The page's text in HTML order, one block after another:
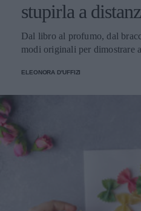
stupirla a
Dal libro al profumo, dal
modi originali per dimostrare
ELEONORA D'UFFIZI